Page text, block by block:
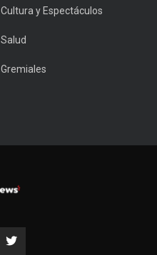
Cultura y Espectáculos
Salud
Gremiales